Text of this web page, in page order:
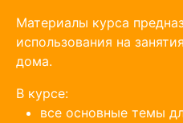
Материалы курса
использования на
дома.
В курсе:
все основные темы